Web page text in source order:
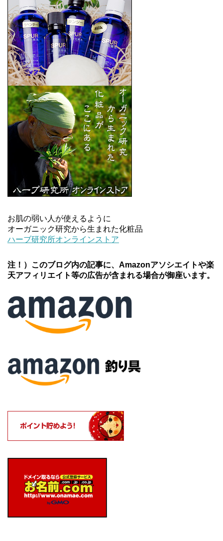
お肌の弱い人が使えるように
オーガニック研究から生まれた化粧品
ハーブ研究所オンラインストア
注！）このブログ内の記事に、Amazonアソシエイトや楽
天アフィリエイト等の広告が含まれる場合が御座います。